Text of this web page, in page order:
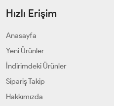
Hızlı Erişim
Anasayfa
Yeni Ürünler
İndirimdeki Ürünler
Sipariş Takip
Hakkımızda